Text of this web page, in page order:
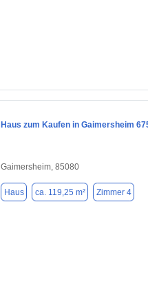
Haus zum Kaufen in Gaimersheim
Gaimersheim, 85080
Haus ca. 119,25 m² Zimmer 4